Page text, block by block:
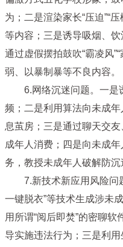
为；二是渲染家长“压迫”“
等内容；三是诱导吸烟、
通过虚假摆拍鼓吹“霸凌风
弱、以暴制暴等不良内容。
6.网络沉迷问题。 一是
频；二是利用算法向未成
息茧房；三是通过聊天交
成年人消费；四是向未成
务，教授未成年人破解防沉
7.新技术新应用风险问
一键脱衣”等技术生成涉未
用所谓“阅后即焚”的密聊
导实施违法行为；三是利